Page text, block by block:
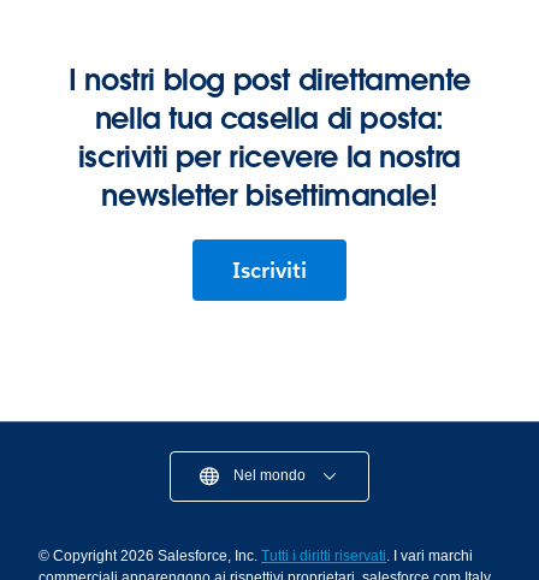
I nostri blog post direttamente
nella tua casella di posta:
iscriviti per ricevere la nostra
newsletter bisettimanale!
Iscriviti
Nel mondo
© Copyright 2026 Salesforce, Inc. Tutti i diritti riservati . I vari marchi